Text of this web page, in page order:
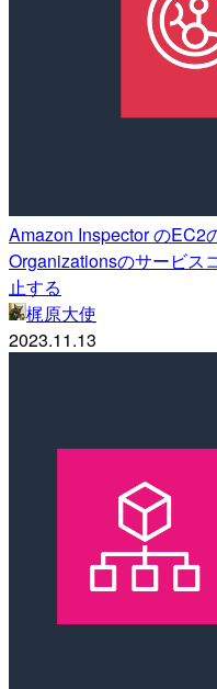
Amazon Inspector のEC2
Organizationsのサービス
止する
梶原大使
2023.11.13